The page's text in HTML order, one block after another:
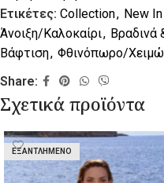
Ετικέτες: Collection, New In
Άνοιξη/Καλοκαίρι, Βραδινά
Βάφτιση, Φθινόπωρο/
Share:
Σχετικά προϊόντα
ΕΞΑΝΤΛΗΜΈΝΟ